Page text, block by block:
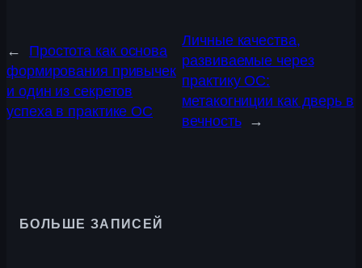
←
Простота как основа
формирования привычек
и один из секретов
успеха в практике ОС
Личные качества,
развиваемые через
практику ОС:
метакогниции как дверь в
вечность
→
БОЛЬШЕ ЗАПИСЕЙ